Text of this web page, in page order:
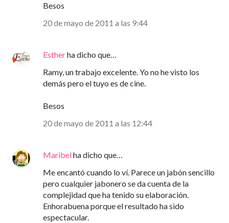
Besos
20 de mayo de 2011 a las 9:44
Estherha dicho que…
Ramy, un trabajo excelente. Yo no he visto los
demás pero el tuyo es de cine.
Besos
20 de mayo de 2011 a las 12:44
Maribelha dicho que…
Me encantó cuando lo ví. Parece un jabón sencillo
pero cualquier jabonero se da cuenta de la
complejidad que ha tenido su elaboración.
Enhorabuena porque el resultado ha sido
espectacular.